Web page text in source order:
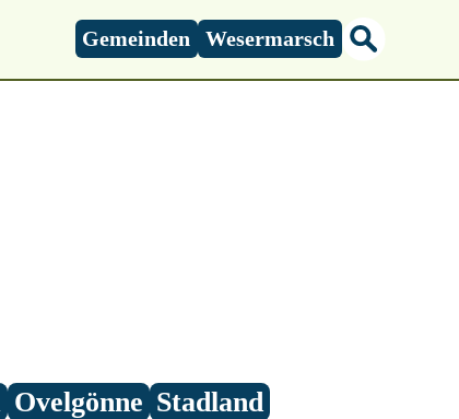
Gemeinden Wesermarsch
Ovelgönne Stadland